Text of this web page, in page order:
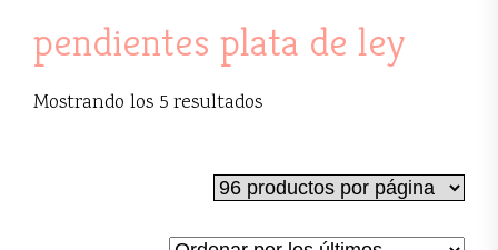
pendientes plata de ley
Mostrando los 5 resultadosOrdenado
últimos